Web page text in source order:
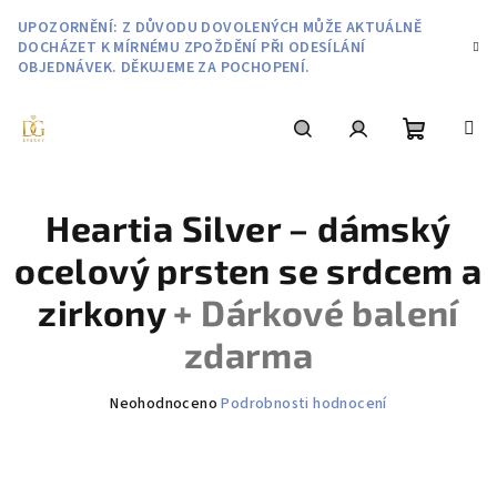
obsah
UPOZORNĚNÍ: Z DŮVODU DOVOLENÝCH MŮŽE AKTUÁLNĚ
DOCHÁZET K MÍRNÉMU ZPOŽDĚNÍ PŘI ODESÍLÁNÍ
OBJEDNÁVEK. DĚKUJEME ZA POCHOPENÍ.
košík
Heartia Silver – dámský
ocelový prsten se srdcem a
zirkony+ Dárkové balení
zdarma
Průměrné
Neohodnoceno Podrobnosti hodnocení